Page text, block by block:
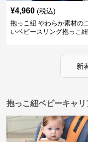
¥4,960 (税込)
抱っこ紐 やわらか素材の
いベビースリング抱っこ紐
新
抱っこ紐ベビーキャ